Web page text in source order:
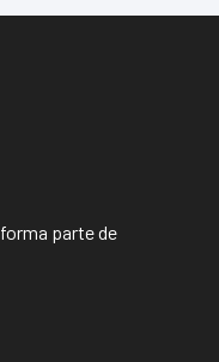
forma parte de